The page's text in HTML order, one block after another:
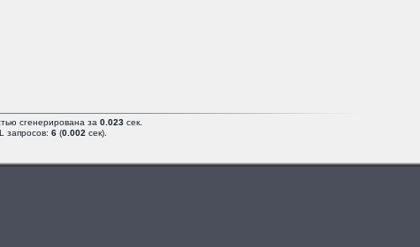
сгенерирована за 0.023 сек.
запросов: 6 (0.002 сек).